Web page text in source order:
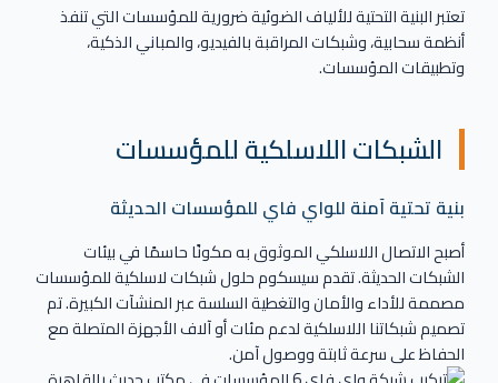
تعتبر البنية التحتية للألياف الضوئية ضرورية للمؤسسات التي تنفذ
أنظمة سحابية، وشبكات المراقبة بالفيديو، والمباني الذكية،
وتطبيقات المؤسسات.
الشبكات اللاسلكية للمؤسسات
بنية تحتية آمنة للواي فاي للمؤسسات الحديثة
أصبح الاتصال اللاسلكي الموثوق به مكونًا حاسمًا في بيئات
الشبكات الحديثة. تقدم سيسكوم حلول شبكات لاسلكية للمؤسسات
مصممة للأداء والأمان والتغطية السلسة عبر المنشآت الكبيرة. تم
تصميم شبكاتنا اللاسلكية لدعم مئات أو آلاف الأجهزة المتصلة مع
الحفاظ على سرعة ثابتة ووصول آمن.